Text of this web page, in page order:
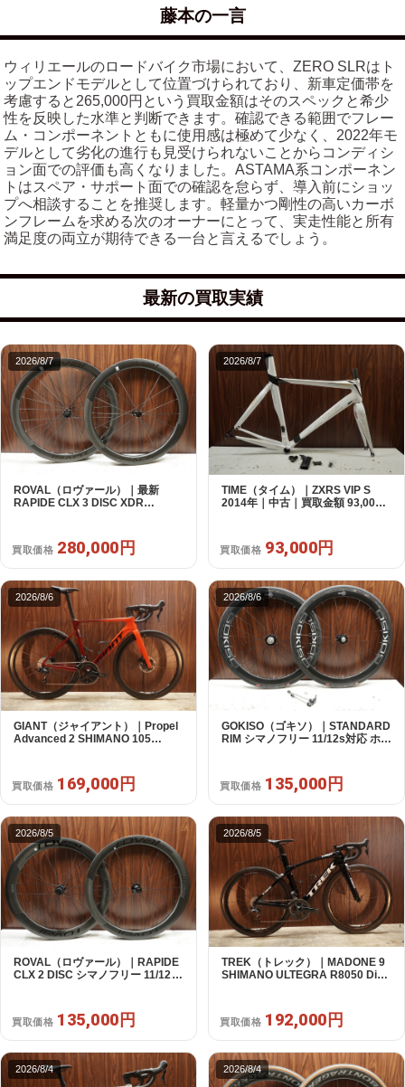
藤本の一言
ウィリエールのロードバイク市場において、ZERO SLRはト
ップエンドモデルとして位置づけられており、新車定価帯を
考慮すると265,000円という買取金額はそのスペックと希少
性を反映した水準と判断できます。確認できる範囲でフレー
ム・コンポーネントともに使用感は極めて少なく、2022年モ
デルとして劣化の進行も見受けられないことからコンディシ
ョン面での評価も高くなりました。ASTAMA系コンポーネン
トはスペア・サポート面での確認を怠らず、導入前にショッ
プへ相談することを推奨します。軽量かつ剛性の高いカーボ
ンフレームを求める次のオーナーにとって、実走性能と所有
満足度の両立が期待できる一台と言えるでしょう。
最新の買取実績
2026/8/7
ROVAL（ロヴァール）｜最新
RAPIDE CLX 3 DISC XDR
買取価格 280,000円
2026/8/7
TIME（タイム）｜ZXRS VIP S
2014年｜中古｜買取金額 93,000
買取価格 93,000円
2026/8/6
GIANT（ジャイアント）｜Propel
Advanced 2 SHIMANO 105
買取価格 169,000円
2026/8/6
GOKISO（ゴキソ）｜STANDARD
RIM シマノフリー 11/12s対応 ホイ
買取価格 135,000円
2026/8/5
ROVAL（ロヴァール）｜RAPIDE
CLX 2 DISC シマノフリー 11/12s
買取価格 135,000円
2026/8/5
TREK（トレック）｜MADONE 9
SHIMANO ULTEGRA R8050 Di2
買取価格 192,000円
2026/8/4 2026/8/4